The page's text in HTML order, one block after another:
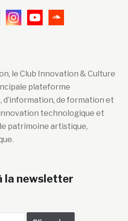
le Club Innovation & Culture
plateforme
de formation et
technologique et
patrimoine artistique,
la newsletter